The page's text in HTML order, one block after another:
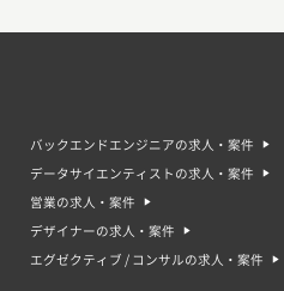
バックエンドエンジニアの求人・案件
データサイエンティストの求人・案件
営業の求人・案件
デザイナーの求人・案件
エグゼクティブ / コンサルの求人・案件